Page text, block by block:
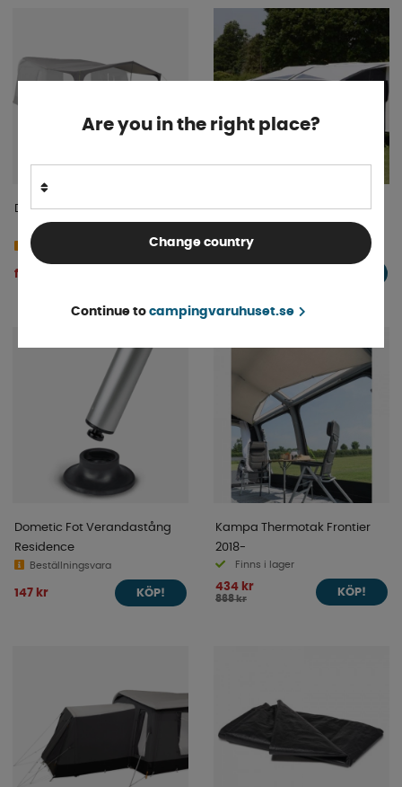
Dometic Residence Air Soltak
Beställningsvara
fr. 3 899 kr
Myggnät Dometic Club 440
Finns i lager
Dometic Fot Verandastång
Residence
Beställningsvara
147 kr KÖP!
Kampa Thermotak Frontier
2018-
Finns i lager
434 kr
868 kr
KÖP!
Are you in the right place?
Change country
Continue to campingvaruhuset.se